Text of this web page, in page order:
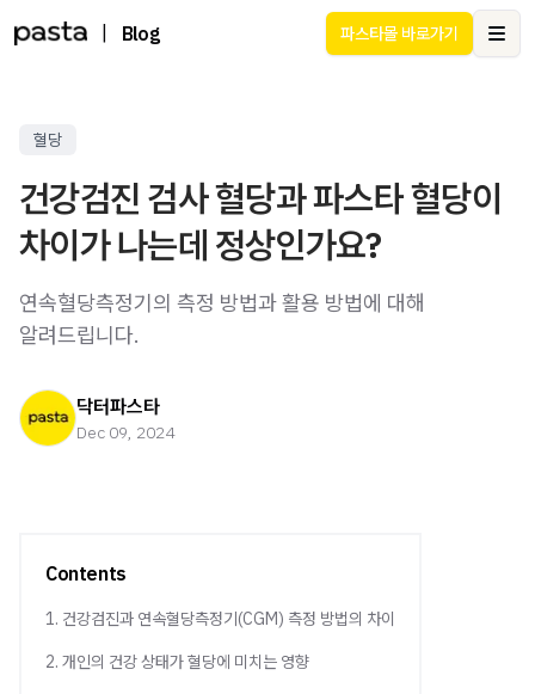
Blog 파스타몰 바로가기
혈당
건강검진 검사 혈당과 파스타 혈당이
차이가 나는데 정상인가요?
연속혈당측정기의 측정 방법과 활용 방법에 대해
알려드립니다.
닥터파스타
Dec 09, 2024
Contents
1. 건강검진과 연속혈당측정기(CGM) 측정 방법의 차이
2. 개인의 건강 상태가 혈당에 미치는 영향